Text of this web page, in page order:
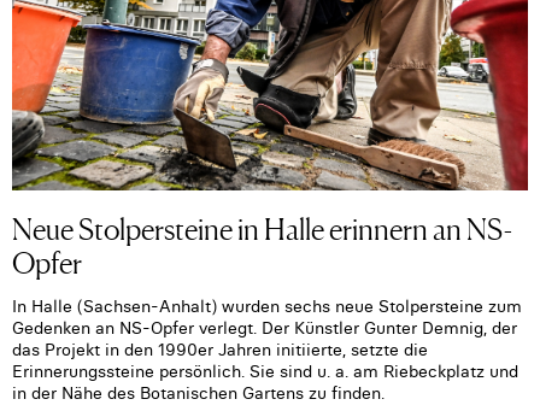
Neue Stolpersteine in Halle erinnern an NS-
Opfer
In Halle (Sachsen-Anhalt) wurden sechs neue Stolpersteine zum
Gedenken an NS-Opfer verlegt. Der Künstler Gunter Demnig, der
das Projekt in den 1990er Jahren initiierte, setzte die
Erinnerungssteine persönlich. Sie sind u. a. am Riebeckplatz und
in der Nähe des Botanischen Gartens zu finden.